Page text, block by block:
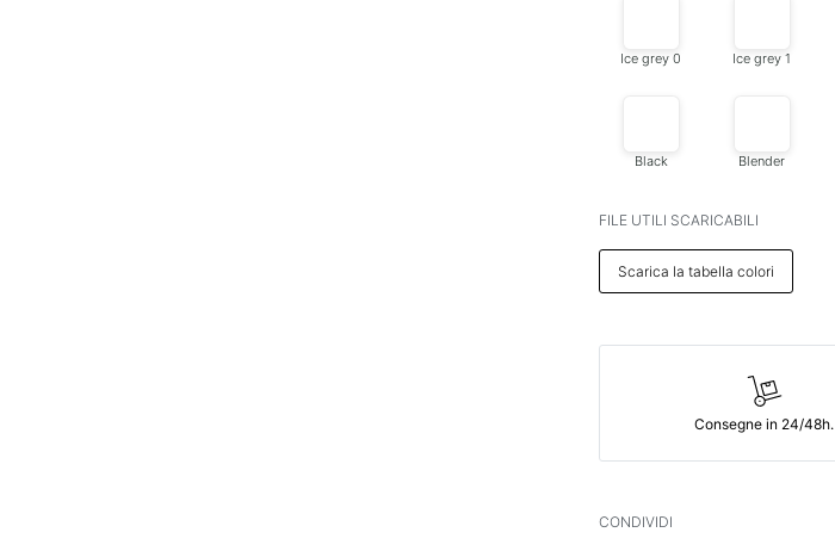
Ice grey 0 Ice grey 1
Black Blender
FILE UTILI SCARICABILI
Scarica la tabella colori
Consegne in 24/48h.
CONDIVIDI